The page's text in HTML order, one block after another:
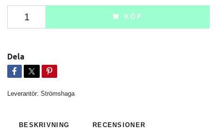
KÖP
Dela
Leverantör: Strömshaga
BESKRIVNING RECENSIONER